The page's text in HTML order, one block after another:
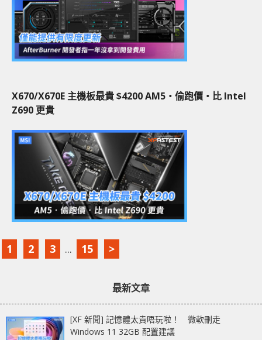
X670/X670E 主機板最貴 $4200 AM5‧偷跑價‧比 Intel
Z690 更貴
1 2 3 ... 15 >
最新文章
[XF 新聞] 記憶體太貴唔玩啦！ 微軟刪走
Windows 11 32GB 配置建議